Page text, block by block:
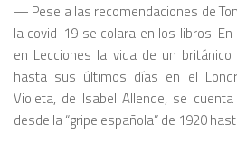
— Pese a las recomendaciones de
la covid-19 se colara en los libros.
en Lecciones la vida de un
hasta sus últimos días en el
Violeta, de Isabel Allende, se
desde la “gripe española” de 1920